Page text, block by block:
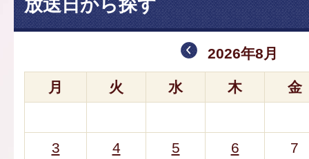
放送日から探す
2026年8月
月 火 水 木 金
3 4 5 6
7